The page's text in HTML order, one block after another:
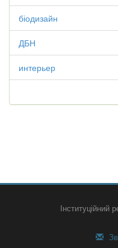
біодизайн
ДБН
интерьер
Інституційний